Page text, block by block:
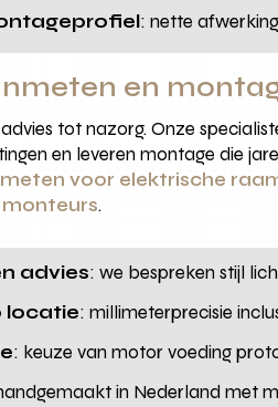
: nette
en
tot nazorg. Onze
en leveren montage die
voor elektrische
.
advies: we bespreken stijl
locatie: millimeterprecisie
: keuze van motor voeding
in Nederland met